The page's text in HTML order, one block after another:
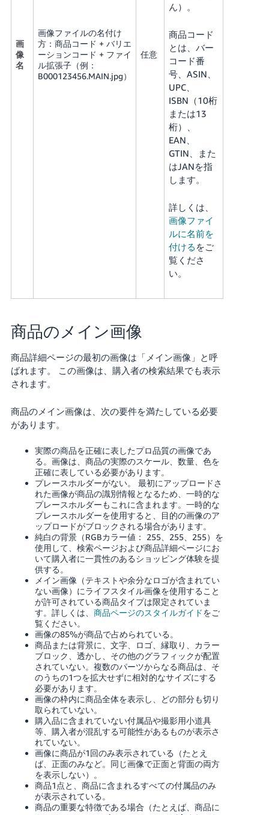
画
像
名
画像ファイルの名付け
方：商品コード + バリエ
ーションコード + ファイ
ル拡張子（例：
B000123456.MAIN.jpg）
任意
ん）。
商品コード
とは、バー
コード番
号、ASIN、
UPC、
ISBN（10桁
または13
桁）、
EAN、
GTIN、また
はJANを指
します。
詳しくは、
画像ファイ
ルに名前を
付ける をご
覧くださ
い。
商品のメイン画像
商品詳細ページの最初の画像は「メイン画像」と呼
ばれます。 この画像は、購入者の検索結果でも表示
されます。
商品のメイン画像は、次の要件を満たしている必要
があります。
実際の商品を正確に表したプロ品質の画像であ
る。画像は、商品の実際のスケール、数量、色を
正確に表している必要があります。
プレースホルダーがない。 最初にアップロードさ
れた画像が商品の識別情報となるため、一時的な
プレースホルダーもこれに含まれます。一時的な
プレースホルダーを使用すると、目的の画像のア
ップロードがブロックされる場合があります。
純白の背景（RGBカラー値： 255、255、255）を
使用して、検索ページおよび商品詳細ページにお
いて購入者に一貫性のあるショッピング体験を提
供する。
メイン画像（テキストや余分なロゴが含まれてい
ない画像）にライフスタイル画像を使用すること
が許可されている商品タイプは限定されていま
す。詳しくは、 商品ページのスタイルガイドをご
覧ください。
画像の85%が商品で占められている。
商品または背景に、文字、ロゴ、縁取り、カラー
ブロック、透かし、その他のグラフィックが配置
されていない。複数のパーツからなる商品は、そ
のうちの1つを拡大せずに相対的なサイズにする
必要があります。
画像の枠内に商品全体を表示し、どの部分も切り
取られていない。
購入品に含まれていない付属品や撮影用小道具
等、購入者が混乱する可能性があるものが表示さ
れていない。
画像に商品が1回のみ表示されている（たとえ
ば、正面のみなど。同じ画像で正面と背面の両方
を表示しない）。
商品1点と、商品に含まれるすべての付属品のみ
が表示されている。
商品の重要な特徴である場合（たとえば、商品に